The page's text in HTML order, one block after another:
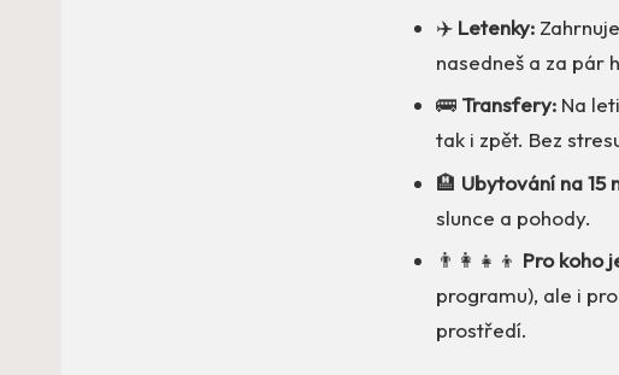
✈️ Letenky:
nasedneš a za pár
🚌 Transfery: Na
tak i zpět. Bez
🏨 Ubytování na 15
slunce a pohody.
👨‍👩‍👧‍👦 Pro koho
programu), ale i
prostředí.